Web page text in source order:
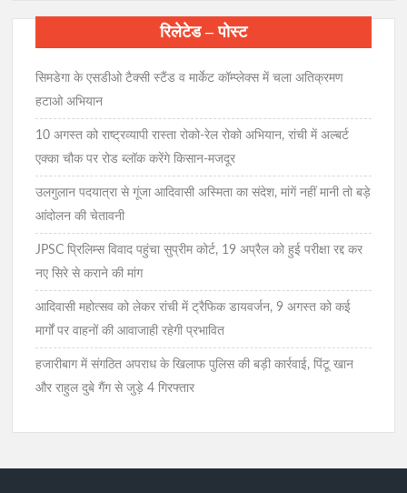
रिलेटेड – पोस्ट
सिमडेगा के एसडीओ टैक्सी स्टैंड व मार्केट कॉम्प्लेक्स में चला अतिक्रमण
हटाओ अभियान
10 अगस्त को राष्ट्रव्यापी रास्ता रोको-रेल रोको अभियान, रांची में अल्बर्ट
एक्का चौक पर रोड ब्लॉक करेंगे किसान-मजदूर
उलगुलान पदयात्रा से गूंजा आदिवासी अस्मिता का संदेश, मांगें नहीं मानी तो बड़े
आंदोलन की चेतावनी
JPSC प्रिलिम्स विवाद पहुंचा सुप्रीम कोर्ट, 19 अप्रैल को हुई परीक्षा रद्द कर
नए सिरे से कराने की मांग
आदिवासी महोत्सव को लेकर रांची में ट्रैफिक डायवर्जन, 9 अगस्त को कई
मार्गों पर वाहनों की आवाजाही रहेगी प्रभावित
हजारीबाग में संगठित अपराध के खिलाफ पुलिस की बड़ी कार्रवाई, पिंटू खान
और राहुल दुबे गैंग से जुड़े 4 गिरफ्तार